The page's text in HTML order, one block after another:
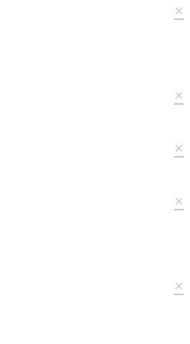
×
×
×
×
×